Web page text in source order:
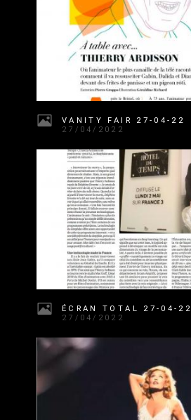
VANITY FAIR 27-04-22
27/04/2022
ÉCRAN TOTAL 27-04-22
27/04/2022